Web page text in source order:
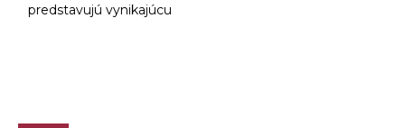
predstavujú vynikajúcu